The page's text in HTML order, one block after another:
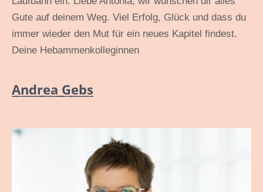
Gute auf deinem Weg. Viel Erfolg, Glück und dass du
immer wieder den Mut für ein neues Kapitel findest.
Deine Hebammenkolleginnen
Andrea Gebs